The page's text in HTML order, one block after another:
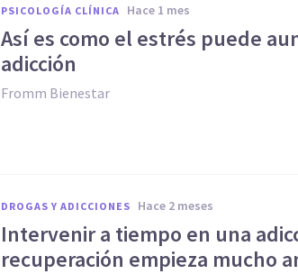
PSICOLOGÍA CLÍNICA hace 1 mes
Así es como el estrés puede
adicción
Fromm Bienestar
DROGAS Y ADICCIONES hace 2 meses
Intervenir a tiempo en una
recuperación empieza mucho